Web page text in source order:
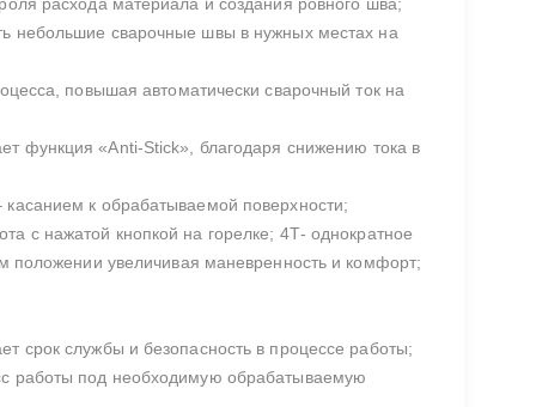
расхода материала и создания ровного шва;
небольшие сварочные швы в нужных местах на
повышая автоматически сварочный ток на
функция «Anti-Stick», благодаря снижению тока в
к обрабатываемой поверхности;
с нажатой кнопкой на горелке; 4Т- однократное
положении увеличивая маневренность и комфорт;
срок службы и безопасность в процессе работы;
работы под необходимую обрабатываемую